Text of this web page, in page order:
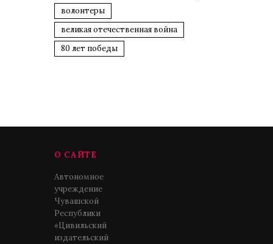
волонтеры
великая отечественная война
80 лет победы
О САЙТЕ
Автономное
учреждение
Чувашской
Республики
«Цивильский
издательский